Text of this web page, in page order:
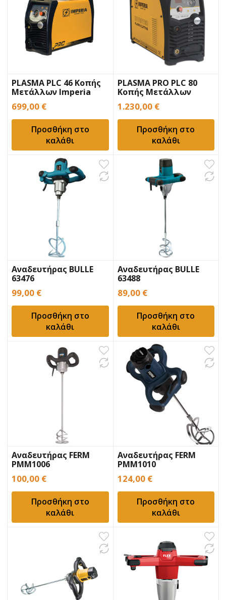
PLASMA PLC 46 Κοπής
Μετάλλων Imperia
Inverter
699,00 €
Προσθήκη στο
καλάθι
PLASMA PRO PLC 80
Κοπής Μετάλλων
Imperia Inverter
1.230,00 €
Προσθήκη στο
καλάθι
Αναδευτήρας BULLE
63476
99,00 €
Προσθήκη στο
καλάθι
Αναδευτήρας BULLE
63488
89,00 €
Προσθήκη στο
καλάθι
Αναδευτήρας FERM
PMM1006
100,00 €
Προσθήκη στο
καλάθι
Αναδευτήρας FERM
PMM1010
124,00 €
Προσθήκη στο
καλάθι